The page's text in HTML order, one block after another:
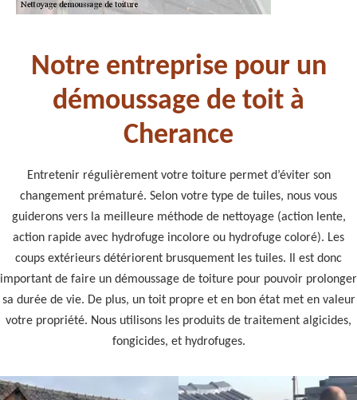
Notre entreprise pour un
démoussage de toit à
Cherance
Entretenir régulièrement votre toiture permet d’éviter son
changement prématuré. Selon votre type de tuiles, nous vous
guiderons vers la meilleure méthode de nettoyage (action lente,
action rapide avec hydrofuge incolore ou hydrofuge coloré). Les
coups extérieurs détériorent brusquement les tuiles. Il est donc
important de faire un démoussage de toiture pour pouvoir prolonger
sa durée de vie. De plus, un toit propre et en bon état met en valeur
votre propriété. Nous utilisons les produits de traitement algicides,
fongicides, et hydrofuges.